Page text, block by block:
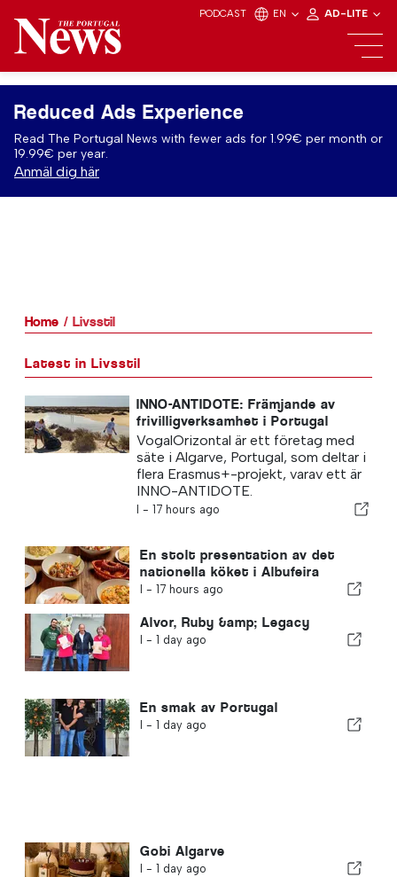
PODCAST EN AD-LITE
Reduced Ads Experience
Read The Portugal News with fewer ads for 1.99€ per month or
19.99€ per year.
Anmäl dig här
Home Livsstil
Latest in Livsstil
INNO-ANTIDOTE: Främjande av
frivilligverksamhet i Portugal
VogalOrizontal är ett företag med
säte i Algarve, Portugal, som deltar i
flera Erasmus+-projekt, varav ett är
INNO-ANTIDOTE.
I - 17 hours ago
En stolt presentation av det
nationella köket i Albufeira
I - 17 hours ago
Alvor, Ruby &amp; Legacy
I - 1 day ago
En smak av Portugal
I - 1 day ago
Gobi Algarve
I - 1 day ago